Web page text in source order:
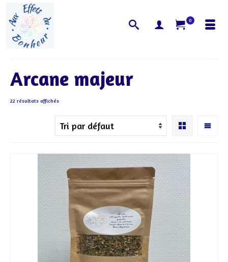
0
Arcane majeur
22 résultats affichés